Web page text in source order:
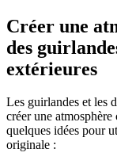
Créer une
des
extérieures
Les guirlandes et les
créer une
quelques idées pour
originale :